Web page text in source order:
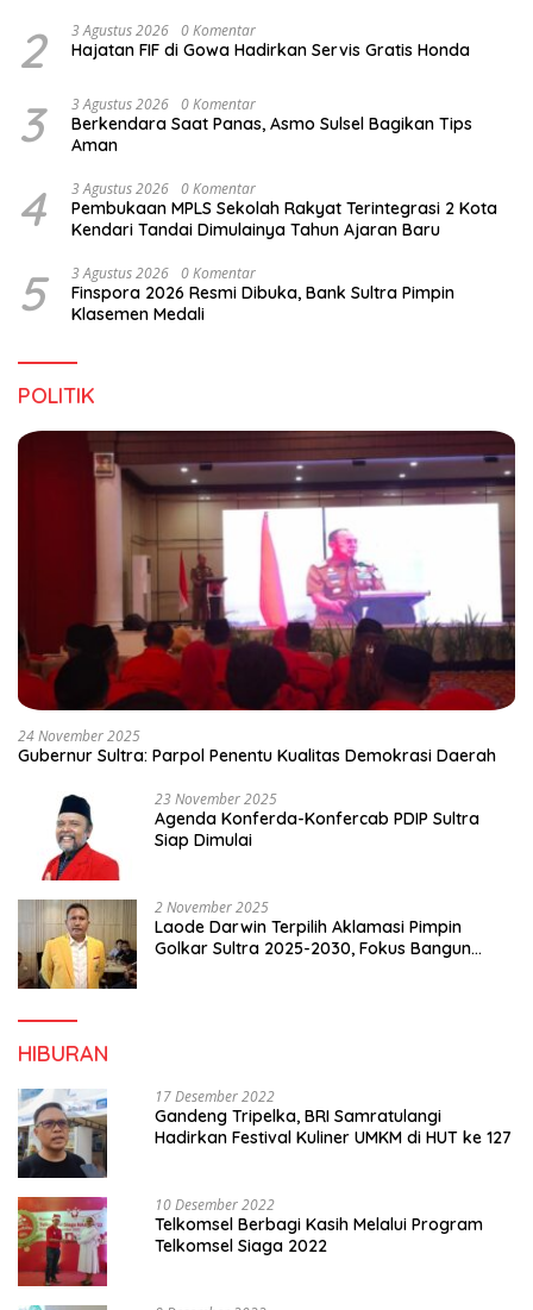
2 3 Agustus 2026 0 Komentar
Hajatan FIF di Gowa Hadirkan Servis Gratis Honda
3 3 Agustus 2026 0 Komentar
Berkendara Saat Panas, Asmo Sulsel Bagikan Tips
Aman
4 3 Agustus 2026 0 Komentar
Pembukaan MPLS Sekolah Rakyat Terintegrasi 2 Kota
Kendari Tandai Dimulainya Tahun Ajaran Baru
5 3 Agustus 2026 0 Komentar
Finspora 2026 Resmi Dibuka, Bank Sultra Pimpin
Klasemen Medali
POLITIK
24 November 2025
Gubernur Sultra: Parpol Penentu Kualitas Demokrasi Daerah
23 November 2025
Agenda Konferda-Konfercab PDIP Sultra
Siap Dimulai
2 November 2025
Laode Darwin Terpilih Aklamasi Pimpin
Golkar Sultra 2025-2030, Fokus Bangun
HIBURAN
17 Desember 2022
Gandeng Tripelka, BRI Samratulangi
Hadirkan Festival Kuliner UMKM di HUT ke 127
10 Desember 2022
Telkomsel Berbagi Kasih Melalui Program
Telkomsel Siaga 2022